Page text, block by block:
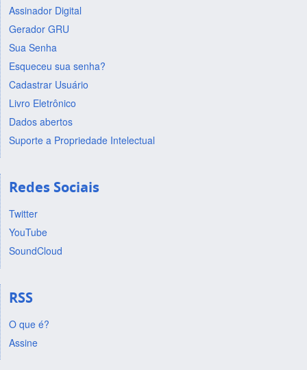
Assinador Digital
Gerador GRU
Sua Senha
Esqueceu sua senha?
Cadastrar Usuário
Livro Eletrônico
Dados abertos
Suporte a Propriedade Intelectual
Redes Sociais
Twitter
YouTube
SoundCloud
RSS
O que é?
Assine